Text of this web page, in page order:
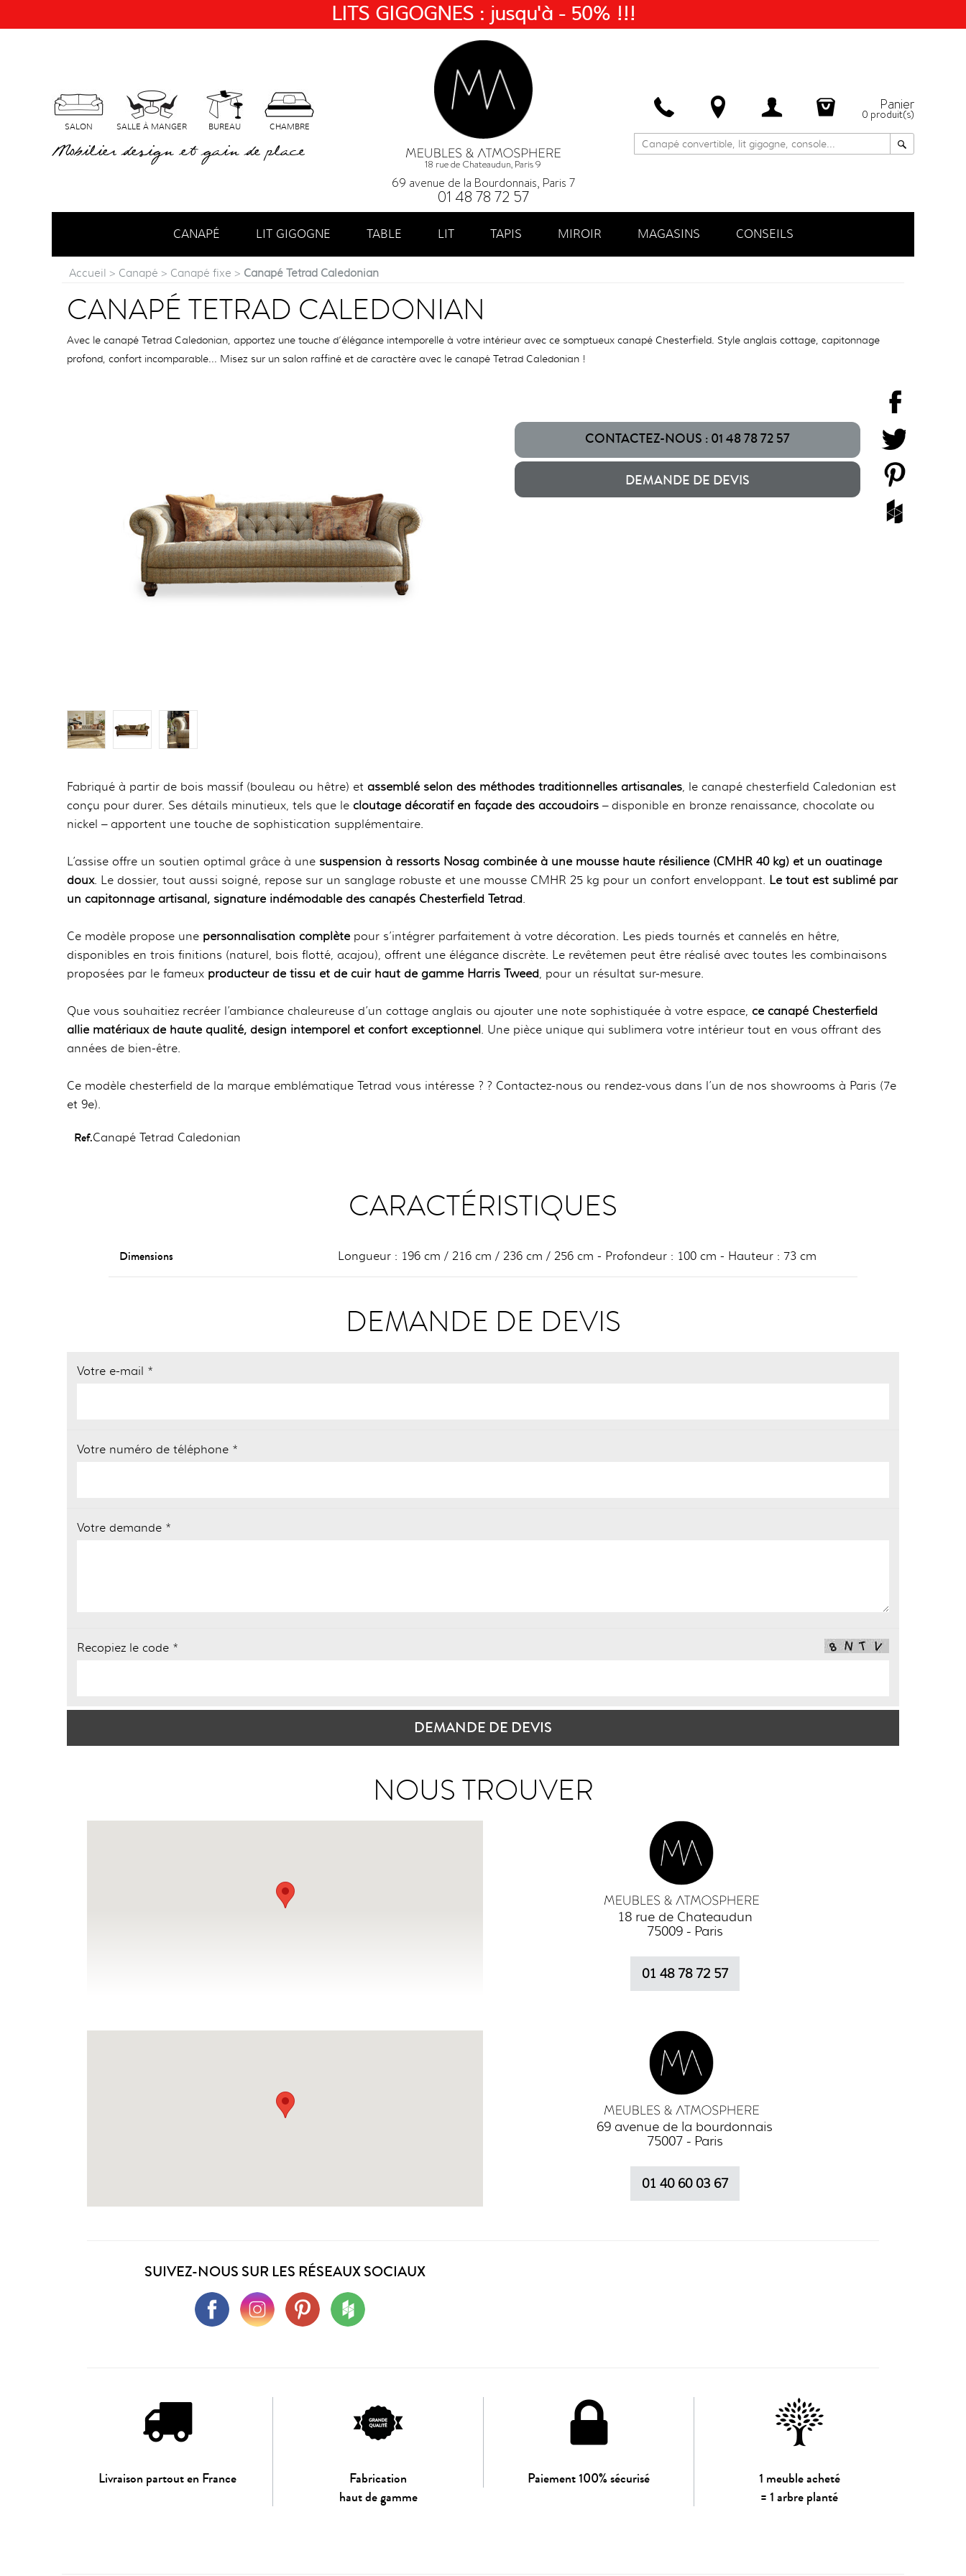
SALON SALLE À MANGER BUREAU CHAMBRE
Mobilier design et gain de place 18 rue de Chateaudun, Paris 9
69 avenue de la Bourdonnais, Paris 7
01 48 78 72 57
Panier
0 produit(s)
CANAPÉ LIT GIGOGNE TABLE LIT TAPIS MIROIR MAGASINS CONSEILS
Accueil > Canapé > Canapé fixe > Canapé Tetrad Caledonian
CANAPÉ TETRAD CALEDONIAN
Avec le canapé Tetrad Caledonian, apportez une touche d’élégance intemporelle à votre intérieur avec ce somptueux canapé Chesterfield. Style anglais cottage, capitonnage
profond, confort incomparable... Misez sur un salon raffiné et de caractère avec le canapé Tetrad Caledonian !
CONTACTEZ-NOUS : 01 48 78 72 57
DEMANDE DE DEVIS
Fabriqué à partir de bois massif (bouleau ou hêtre) et assemblé selon des méthodes traditionnelles artisanales, le canapé chesterfield Caledonian est
conçu pour durer. Ses détails minutieux, tels que le cloutage décoratif en façade des accoudoirs – disponible en bronze renaissance, chocolate ou
nickel – apportent une touche de sophistication supplémentaire.
L’assise offre un soutien optimal grâce à une suspension à ressorts Nosag combinée à une mousse haute résilience (CMHR 40 kg) et un ouatinage
doux. Le dossier, tout aussi soigné, repose sur un sanglage robuste et une mousse CMHR 25 kg pour un confort enveloppant. Le tout est sublimé par
un capitonnage artisanal, signature indémodable des canapés Chesterfield Tetrad.
Ce modèle propose une personnalisation complètepour s’intégrer parfaitement à votre décoration. Les pieds tournés et cannelés en hêtre,
disponibles en trois finitions (naturel, bois flotté, acajou), offrent une élégance discrète. Le revêtemen peut être réalisé avec toutes les combinaisons
proposées par le fameux producteur de tissu et de cuir haut de gamme Harris Tweed, pour un résultat sur-mesure.
Que vous souhaitiez recréer l’ambiance chaleureuse d’un cottage anglais ou ajouter une note sophistiquée à votre espace, ce canapé Chesterfield
allie matériaux de haute qualité, design intemporel et confort exceptionnel. Une pièce unique qui sublimera votre intérieur tout en vous offrant des
années de bien-être.
Ce modèle chesterfield de la marque emblématique Tetrad vous intéresse ? ? Contactez-nous ou rendez-vous dans l’un de nos showrooms à Paris (7e
et 9e).
Ref.Canapé Tetrad Caledonian
CARACTÉRISTIQUES
Dimensions Longueur : 196 cm / 216 cm / 236 cm / 256 cm - Profondeur : 100 cm - Hauteur : 73 cm
DEMANDE DE DEVIS
Votre e-mail *
Votre numéro de téléphone *
Votre demande *
Recopiez le code *
DEMANDE DE DEVIS
NOUS TROUVER
18 rue de Chateaudun
75009 - Paris
01 48 78 72 57
69 avenue de la bourdonnais
75007 - Paris
01 40 60 03 67
SUIVEZ-NOUS SUR LES RÉSEAUX SOCIAUX
Livraison partout en France
Fabrication
haut de gamme
Paiement 100% sécurisé
1 meuble acheté
= 1 arbre planté
LITS GIGOGNES : jusqu'à - 50% !!!